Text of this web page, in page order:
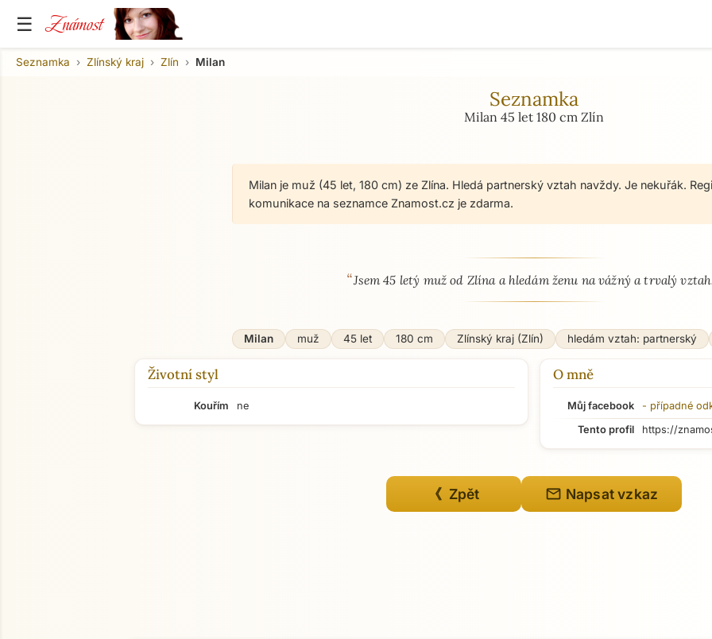
☰ Známost
Seznamka Zlínský kraj Zlín Milan
Seznamka
Milan 45 let 180 cm Zlín
Milan je muž (45 let, 180 cm) ze Zlína. Hledá partnerský vztah navždy. Je nekuřák.
komunikace na seznamce Znamost.cz je zdarma.
O mně - seznamka profil
“Jsem 45 letý muž od Zlína a hledám ženu na vážný a trvalý
Milan muž 45 let 180 cm Zlínský kraj (Zlín) hledám vztah: partnerský
Životní styl
Kouřím ne
O mně
Můj facebook - případné
Tento profil
https://
《 Zpět mail Napsat vzkaz